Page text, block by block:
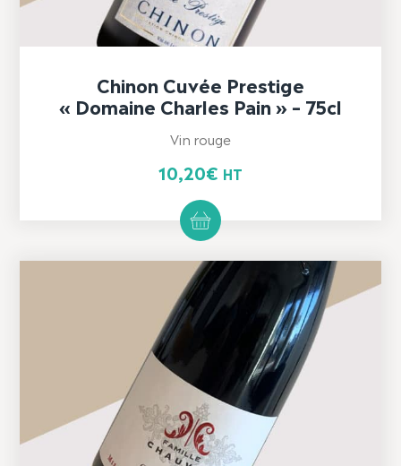
Chinon Cuvée Prestige
« Domaine Charles Pain » – 75cl
Vin rouge
10,20€ HT